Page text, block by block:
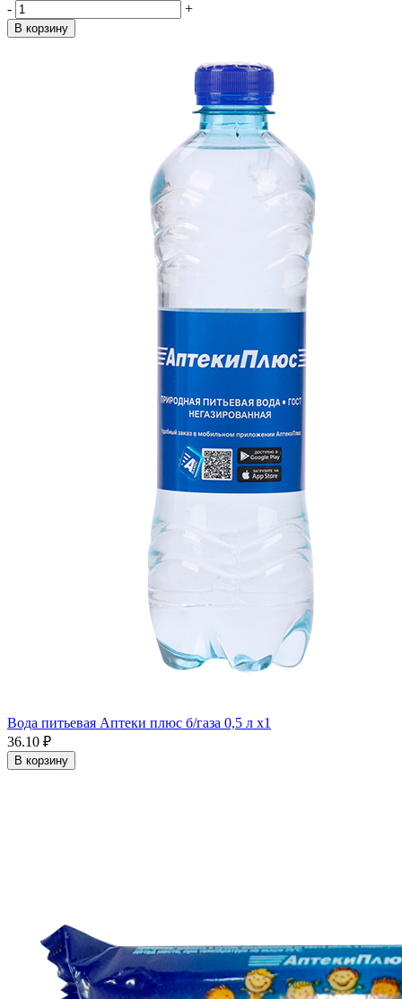
-
+
В корзину
Вода питьевая Аптеки плюс б/газа 0,5 л x1
36.10 ₽
В корзину